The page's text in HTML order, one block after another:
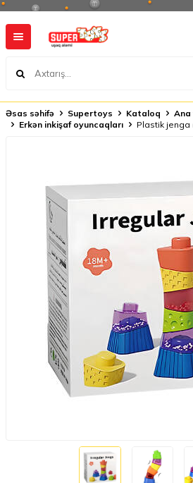
Əsas səhifə Supertoys Kataloq
Ana
Erkən inkişaf oyuncaqları
Plastik jenga